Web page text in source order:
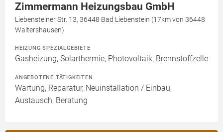
Zimmermann Heizungsbau GmbH
Liebensteiner Str. 13, 36448 Bad Liebenstein (17km von 36448
Waltershausen)
HEIZUNG SPEZIALGEBIETE
Gasheizung, Solarthermie, Photovoltaik, Brennstoffzelle
ANGEBOTENE TÄTIGKEITEN
Wartung, Reparatur, Neuinstallation / Einbau,
Austausch, Beratung